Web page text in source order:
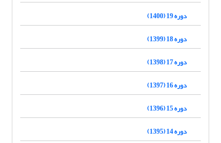
دوره 19 (1400)
دوره 18 (1399)
دوره 17 (1398)
دوره 16 (1397)
دوره 15 (1396)
دوره 14 (1395)